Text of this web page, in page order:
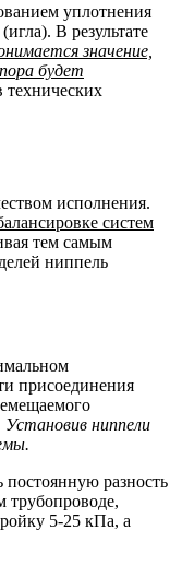
уплотнения
В результате
значение,
будет
технических
исполнения.
систем
тем самым
ниппель
присоединения
Установив ниппели
разность
5-25 кПа, а